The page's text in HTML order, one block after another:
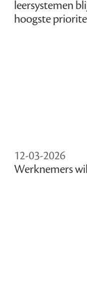
leersystemen
hoogste
12-03-2026
Werknemers